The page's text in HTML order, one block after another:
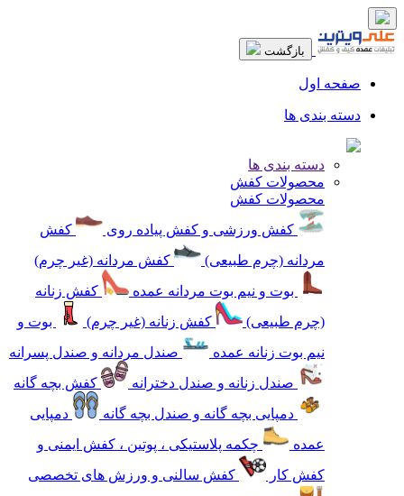
بازگشت
صفحه اول
دسته بندی ها
دسته بندی ها
محصولات کفش
محصولات کفش
کفش ورزشی و کفش پیاده روی
کفش
مردانه (چرم طبیعی)
کفش مردانه (غیر چرم)
بوت و نیم بوت مردانه عمده
کفش زنانه
(چرم طبیعی)
کفش زنانه (غیر چرم)
بوت و
نیم بوت زنانه عمده
صندل مردانه و صندل پسرانه
صندل زنانه و صندل دخترانه
کفش بچه گانه
دمپایی بچه گانه و صندل بچه گانه
دمپایی
عمده
چکمه پلاستیکی ، پوتین ، کفش ایمنی و
کفش کار
کفش سالنی و ورزش های تخصصی